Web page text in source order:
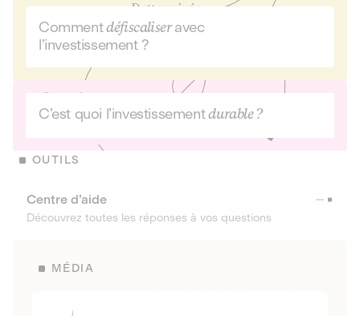
Commentdéfiscaliser avec
l’investissement ?
C’est quoi l’investissementdurable ?
OUTILS
Centre d’aide
Découvrez toutes les réponses à vos questions
MÉDIA